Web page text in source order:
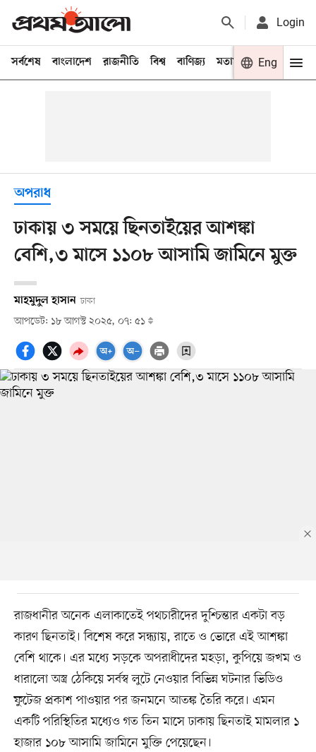
Login
সর্বশেষ বাংলাদেশ রাজনীতি বিশ্ব বাণিজ্য মতামত খেলা
Eng
অপরাধ
ঢাকায় ৩ সময়ে ছিনতাইয়ের আশঙ্কা
বেশি,৩ মাসে ১১০৮ আসামি জামিনে মুক্ত
মাহমুদুল হাসান ঢাকা
আপডেট: ১৮ আগস্ট ২০২৫, ০৭: ৫১
রাজধানীর অনেক এলাকাতেই পথচারীদের দুশ্চিন্তার একটা বড়
কারণ ছিনতাই। বিশেষ করে সন্ধ্যায়, রাতে ও ভোরে এই আশঙ্কা
বেশি থাকে। এর মধ্যে সড়কে অপরাধীদের মহড়া, কুপিয়ে জখম ও
ধারালো অস্ত্র ঠেকিয়ে সর্বস্ব লুটে নেওয়ার বিভিন্ন ঘটনার ভিডিও
ফুটেজ প্রকাশ পাওয়ার পর জনমনে আতঙ্ক তৈরি করে। এমন
একটি পরিস্থিতির মধ্যেও গত তিন মাসে ঢাকায় ছিনতাই মামলার ১
হাজার ১০৮ আসামি জামিনে মুক্তি পেয়েছেন।